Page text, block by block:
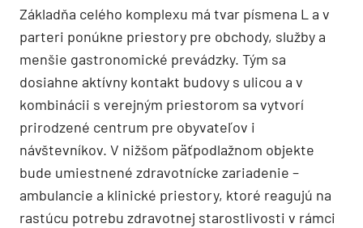
Základňa celého komplexu má tvar písmena L a v
parteri ponúkne priestory pre obchody, služby a
menšie gastronomické prevádzky. Tým sa
dosiahne aktívny kontakt budovy s ulicou a v
kombinácii s verejným priestorom sa vytvorí
prirodzené centrum pre obyvateľov i
návštevníkov. V nižšom päťpodlažnom objekte
bude umiestnené zdravotnícke zariadenie –
ambulancie a klinické priestory, ktoré reagujú na
rastúcu potrebu zdravotnej starostlivosti v rámci